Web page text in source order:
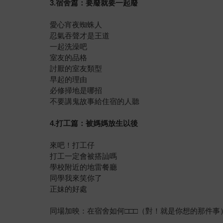
3.宿舍篇：要廢就要一起廢
愛心宵夜蜘蛛人
忍氣吞聲才是王道
一起洗澡吧
室友的品格
討厭的室友類型
早起的理由
必修掃地是哪招
不要講鬼故事給住宿的人聽
4.打工篇：被媽媽放生以後
來吧！打工仔
打工一定會被搭訕嗎
學校附近的地雷餐廳
同學我來笑你了
正妹的好處
同場加映：在宿舍如何□□□（對！就是你想的那件事